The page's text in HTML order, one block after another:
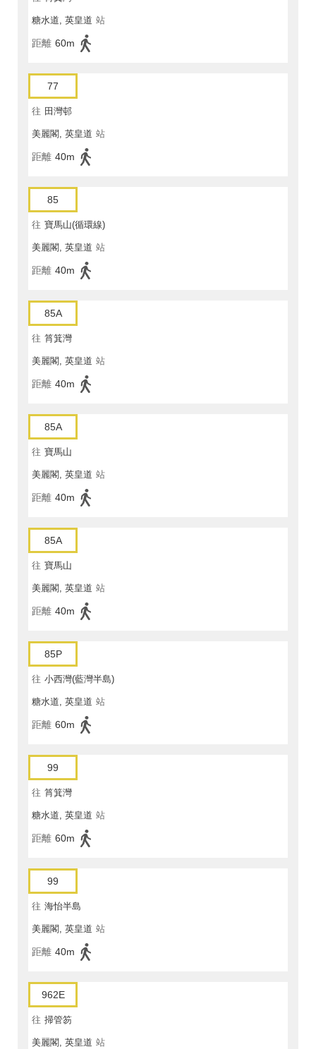
糖水道, 英皇道 站
距離 60m
77
往 田灣邨
美麗閣, 英皇道 站
距離 40m
85
往 寶馬山(循環線)
美麗閣, 英皇道 站
距離 40m
85A
往 筲箕灣
美麗閣, 英皇道 站
距離 40m
85A
往 寶馬山
美麗閣, 英皇道 站
距離 40m
85A
往 寶馬山
美麗閣, 英皇道 站
距離 40m
85P
往 小西灣(藍灣半島)
糖水道, 英皇道 站
距離 60m
99
往 筲箕灣
糖水道, 英皇道 站
距離 60m
99
往 海怡半島
美麗閣, 英皇道 站
距離 40m
962E
往 掃管笏
美麗閣, 英皇道 站